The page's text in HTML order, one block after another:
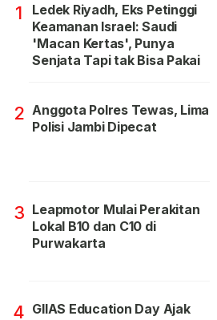
1
Ledek Riyadh, Eks Petinggi
Keamanan Israel: Saudi
'Macan Kertas', Punya
Senjata Tapi tak Bisa Pakai
2 Anggota Polres Tewas, Lima
Polisi Jambi Dipecat
3 Leapmotor Mulai Perakitan
Lokal B10 dan C10 di
Purwakarta
4 GIIAS Education Day Ajak